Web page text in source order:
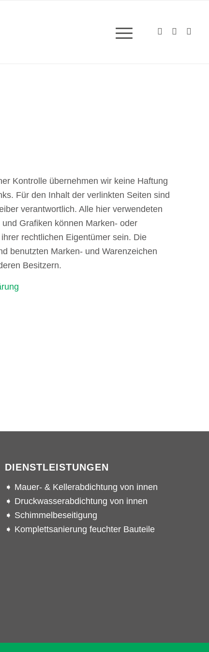
Kontrolle übernehmen wir keine Haftung
Für den Inhalt der verlinkten Seiten sind
verantwortlich. Alle hier verwendeten
Grafiken können Marken- oder
rechtlichen Eigentümer sein. Die
benutzten Marken- und Warenzeichen
Besitzern.
DIENSTLEISTUNGEN
➧ Mauer- & Kellerabdichtung von innen
➧ Druckwasserabdichtung von innen
➧ Schimmelbeseitigung
➧ Komplettsanierung feuchter Bauteile